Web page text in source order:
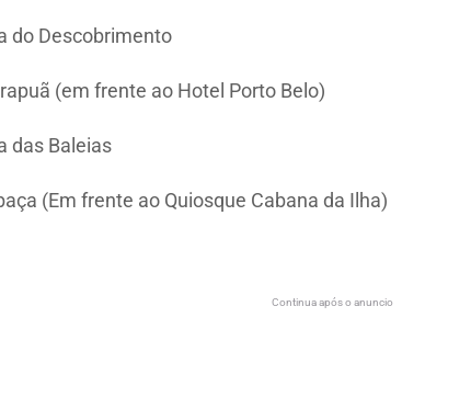
do Descobrimento
(em frente ao Hotel Porto Belo)
das Baleias
(Em frente ao Quiosque Cabana da Ilha)
Continua após o anuncio